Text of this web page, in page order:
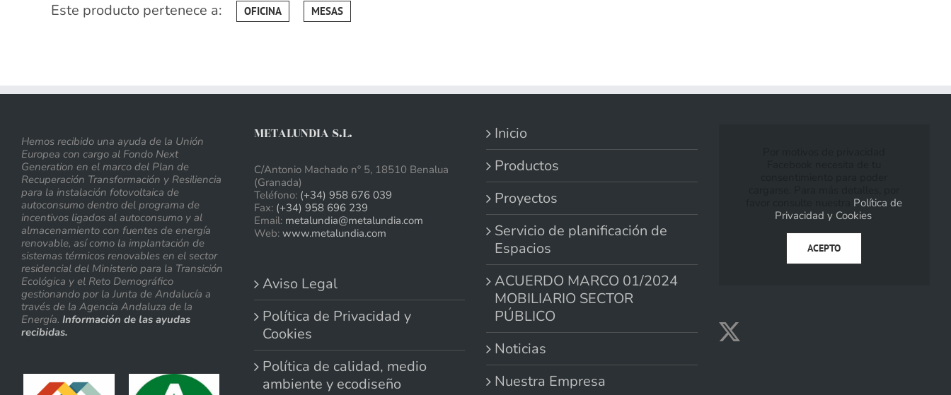
Este producto pertenece a: OFICINA MESAS
Hemos recibido una ayuda de la Unión
Europea con cargo al Fondo Next
Generation en el marco del Plan de
Recuperación Transformación y Resiliencia
para la instalación fotovoltaica de
autoconsumo dentro del programa de
incentivos ligados al autoconsumo y al
almacenamiento con fuentes de energía
renovable, así como la implantación de
sistemas térmicos renovables en el sector
residencial del Ministerio para la Transición
Ecológica y el Reto Demográfico
gestionando por la Junta de Andalucía a
través de la Agencia Andaluza de la
Energía. Información de las ayudas
recibidas.
METALUNDIA S.L.
C/Antonio Machado nº 5, 18510 Benalua
(Granada)
Teléfono: (+34) 958 676 039
Fax: (+34) 958 696 239
Email: metalundia@metalundia.com
Web: www.metalundia.com
Aviso Legal
Política de Privacidad y
Cookies
Política de calidad, medio
ambiente y ecodiseño
Inicio
Productos
Proyectos
Servicio de planificación de
Espacios
ACUERDO MARCO 01/2024
MOBILIARIO SECTOR
PÚBLICO
Noticias
Nuestra Empresa
Política de
Privacidad y Cookies.
ACEPTO